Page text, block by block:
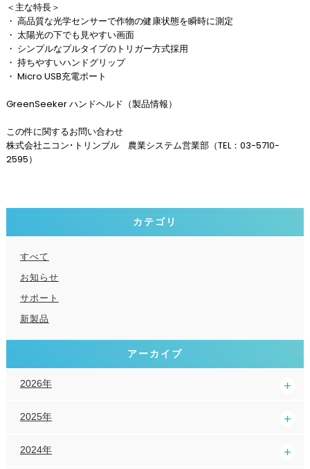
＜主な特長＞
・ 高品質な光学センサーで作物の健康状態を瞬時に測定
・ 太陽光の下でも見やすい画面
・ シンプルなプルタイプのトリガー方式採用
・ 持ちやすいハンドグリップ
・ Micro USB充電ポート
GreenSeeker ハンドヘルド（製品情報）
この件に関するお問い合わせ
株式会社ニコン･トリンブル 農業システム営業部（TEL：03-5710-
2595）
カテゴリ
すべて
お知らせ
サポート
新製品
アーカイブ
2026年
2025年
2024年